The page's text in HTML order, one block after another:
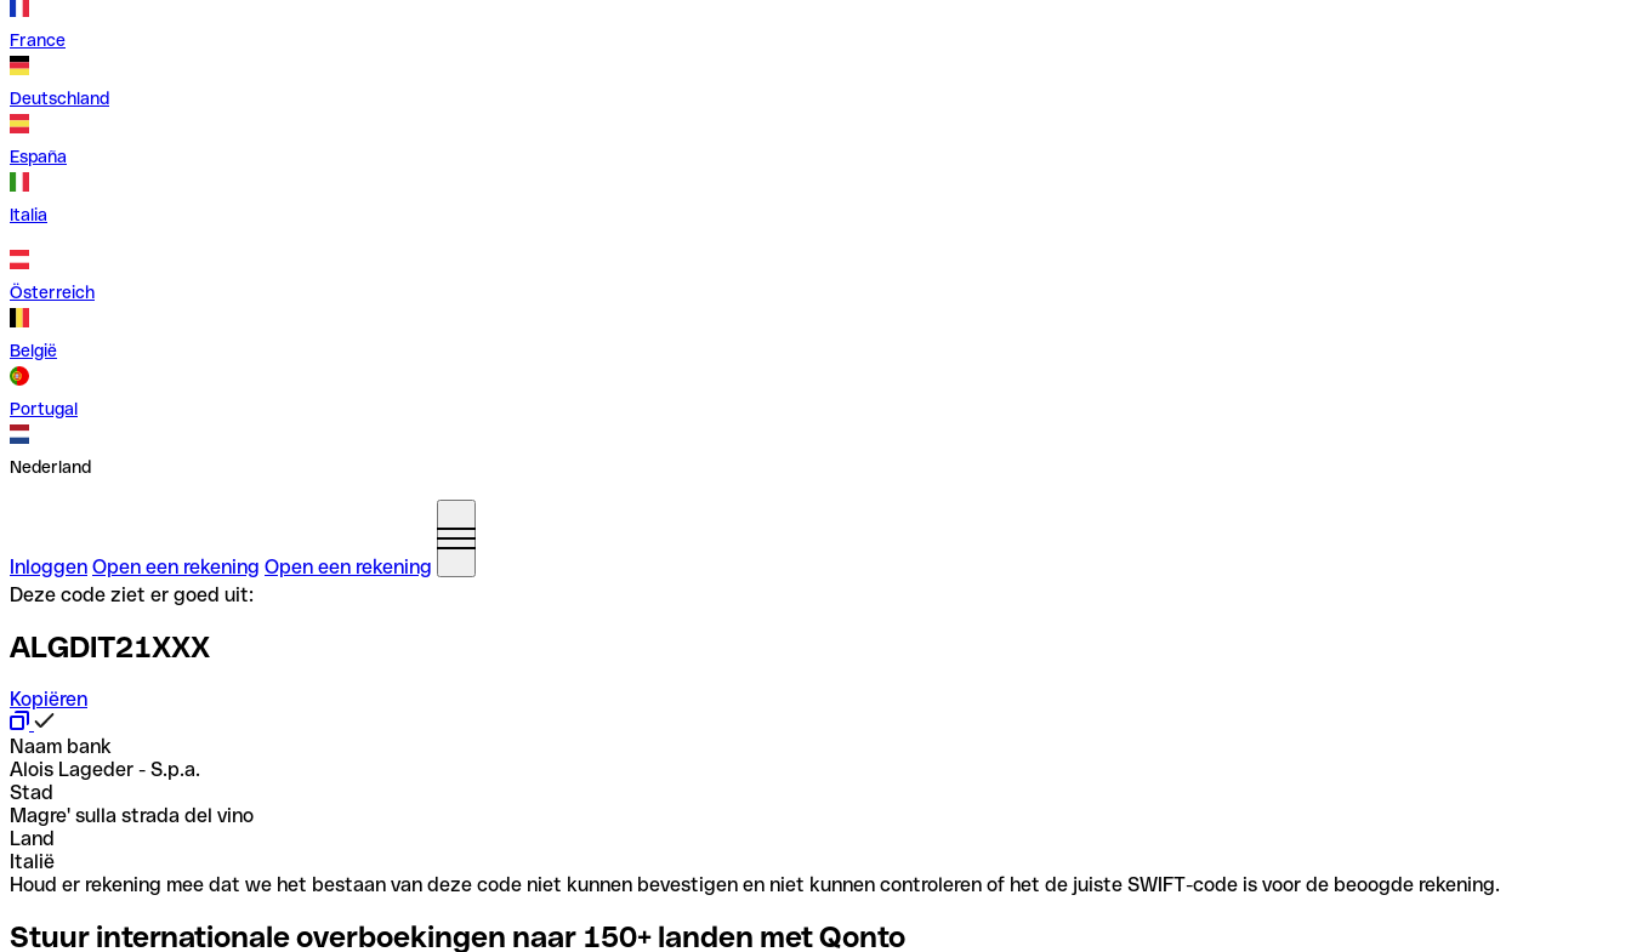
France
Deutschland
España
Italia
Österreich
België
Portugal
Nederland
Inloggen Open een rekening Open een rekening
Deze code ziet er goed uit:
ALGDIT21XXX
Kopiëren
Naam bank
Alois Lageder - S.p.a.
Stad
Magre' sulla strada del vino
Land
Italië
Houd er rekening mee dat we het bestaan van deze code niet kunnen bevestigen en niet kunnen controleren of het de juiste SWIFT-code is voor de beoogde rekening.
Stuur internationale overboekingen naar 150+ landen met Qonto